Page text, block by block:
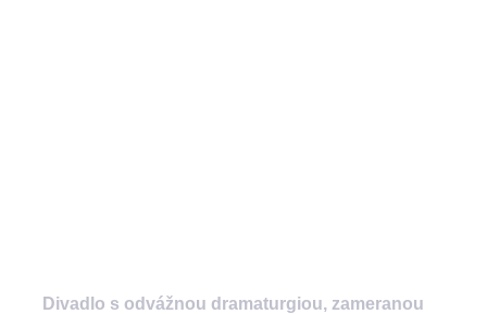
Divadlo s odvážnou dramaturgiou, zameranou